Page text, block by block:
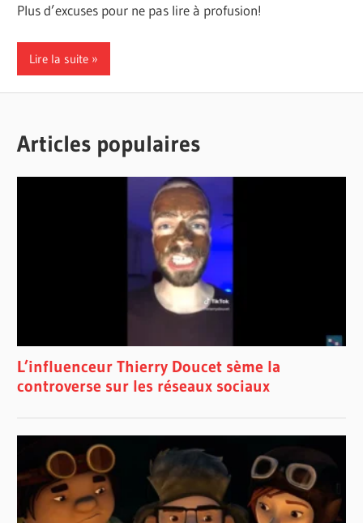
Plus d’excuses pour ne pas lire à profusion!
Lire la suite
Articles populaires